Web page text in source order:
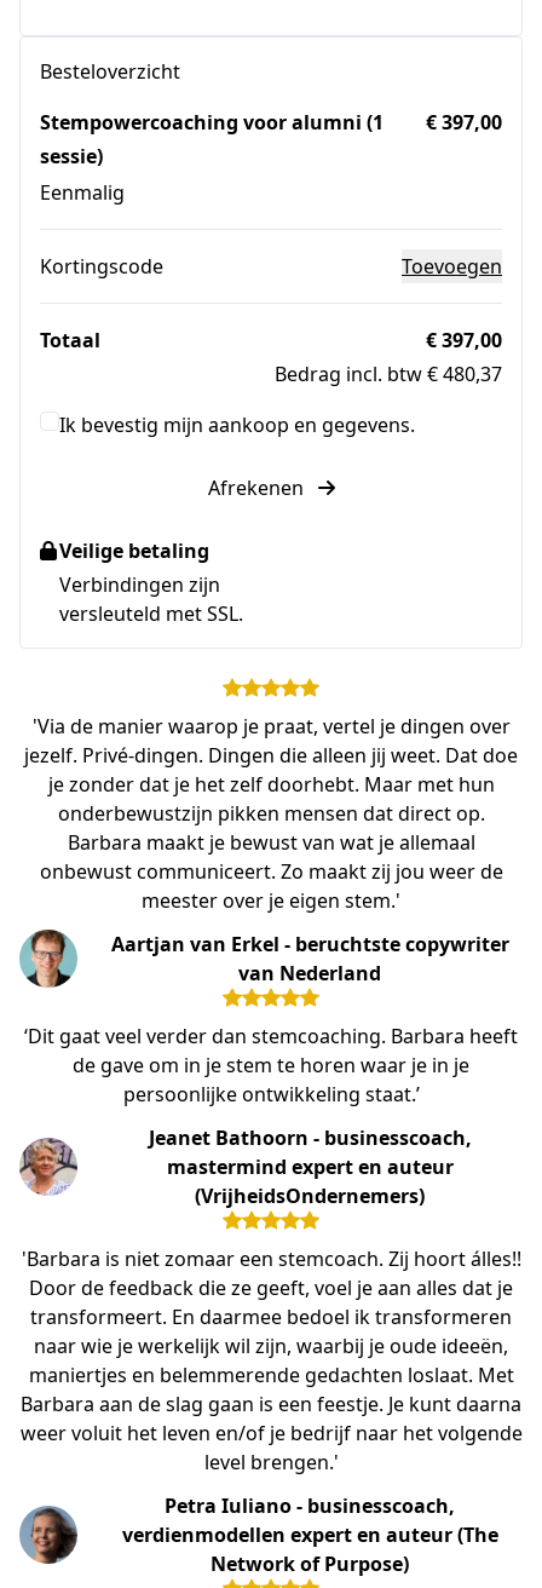
Besteloverzicht
Stempowercoaching voor alumni (1
sessie)
Eenmalig
€ 397,00
Kortingscode Toevoegen
Totaal
€ 397,00
Bedrag incl. btw € 480,37
Ik bevestig mijn aankoop en gegevens.
Afrekenen
Veilige betaling
Verbindingen zijn
versleuteld met SSL.
'Via de manier waarop je praat, vertel je dingen over
jezelf. Privé-dingen. Dingen die alleen jij weet. Dat doe
je zonder dat je het zelf doorhebt. Maar met hun
onderbewustzijn pikken mensen dat direct op.
Barbara maakt je bewust van wat je allemaal
onbewust communiceert. Zo maakt zij jou weer de
meester over je eigen stem.'
Aartjan van Erkel - beruchtste copywriter
van Nederland
‘Dit gaat veel verder dan stemcoaching. Barbara heeft
de gave om in je stem te horen waar je in je
persoonlijke ontwikkeling staat.’
Jeanet Bathoorn - businesscoach,
mastermind expert en auteur
(VrijheidsOndernemers)
'Barbara is niet zomaar een stemcoach. Zij hoort álles!!
Door de feedback die ze geeft, voel je aan alles dat je
transformeert. En daarmee bedoel ik transformeren
naar wie je werkelijk wil zijn, waarbij je oude ideeën,
maniertjes en belemmerende gedachten loslaat. Met
Barbara aan de slag gaan is een feestje. Je kunt daarna
weer voluit het leven en/of je bedrijf naar het volgende
level brengen.'
Petra Iuliano - businesscoach,
verdienmodellen expert en auteur (The
Network of Purpose)